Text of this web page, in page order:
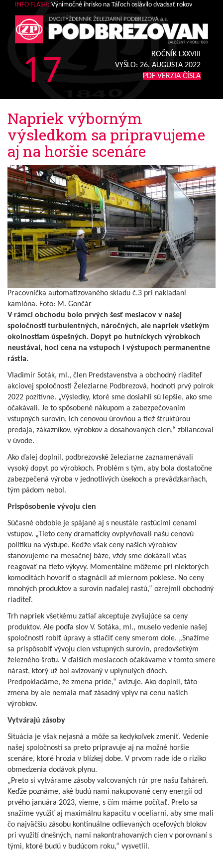
INFO FLASH: Výnimočné ihrisko na Táľoch oslávilo dvadsať rokov
17
ROČNÍK LXXVIII
VYŠLO: 26. AUGUSTA 2022
PDF VERZIA ČÍSLA
Napriek výborným
výsledkom sa pripravujeme
aj na horšie scenáre
Pracovníčka automatizovaného skladu č.3 pri nakladaní
kamióna. Foto: M. Gončár
V rámci obchodu bolo prvých šesť mesiacov v našej
spoločnosti turbulentných, náročných, ale napriek všetkým
okolnostiam úspešných. Dopyt po hutníckych výrobkoch
neustával, hoci cena na vstupoch i výstupoch permanentne
rástla.
Vladimír Soták, ml., člen Predstavenstva a obchodný riaditeľ
akciovej spoločnosti Železiarne Podbrezová, hodnotí prvý polrok
2022 pozitívne. „Výsledky, ktoré sme dosiahli sú lepšie, ako sme
očakávali. Je to spôsobené nákupom a zabezpečovaním
vstupných surovín, ich cenovou úrovňou a tiež štruktúrou
predaja, zákazníkov, výrobkov a dosahovaných cien,“ zbilancoval
v úvode.
Ako ďalej doplnil, podbrezovské železiarne zaznamenávali
vysoký dopyt po výrobkoch. Problém s tým, aby bola dostatočne
zabezpečená výroba v jednotlivých úsekoch a prevádzkarňach,
tým pádom nebol.
Prispôsobenie vývoju cien
Súčasné obdobie je spájané aj s neustále rastúcimi cenami
vstupov. „Tieto ceny dramaticky ovplyvňovali našu cenovú
politiku na výstupe. Keďže však ceny našich výrobkov
stanovujeme na mesačnej báze, vždy sme dokázali včas
reagovať na tieto výkyvy. Momentálne môžeme pri niektorých
komoditách hovoriť o stagnácii až miernom poklese. No ceny
mnohých produktov a surovín naďalej rastú,“ ozrejmil obchodný
riaditeľ.
Trh napriek všetkému zatiaľ akceptuje zvyšujúce sa ceny
produktov. Ale podľa slov V. Sotáka, ml., muselo vedenie našej
spoločnosti robiť úpravy a stlačiť ceny smerom dole. „Snažíme
sa prispôsobiť vývoju cien vstupných surovín, predovšetkým
železného šrotu. V ďalších mesiacoch očakávame v tomto smere
nárast, ktorý už bol avizovaný v uplynulých dňoch.
Predpokladáme, že zmena príde,“ avizuje. Ako doplnil, táto
zmena by ale nemala mať zásadný vplyv na cenu našich
výrobkov.
Vytvárajú zásoby
Situácia je však nejasná a môže sa kedykoľvek zmeniť. Vedenie
našej spoločnosti sa preto pripravuje aj na možné horšie
scenáre, ktoré hrozia v blízkej dobe. V prvom rade ide o riziko
obmedzenia dodávok plynu.
„Preto si vytvárame zásoby valcovaných rúr pre našu ťaháreň.
Keďže poznáme, aké budú nami nakupované ceny energií od
prvého januára 2023, vieme, s čím máme počítať. Preto sa
snažíme využiť aj maximálnu kapacitu v oceliarni, aby sme mali
čo najväčšiu zásobu kontinuálne odlievaných oceľových blokov
pri využití dnešných, nami nakontrahovaných cien v porovnaní s
tými, ktoré budú v budúcom roku,“ vysvetlil.